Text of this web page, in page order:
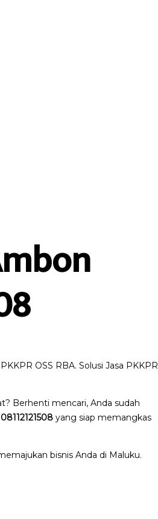
OSS RBA. Solusi Jasa PKKPR
Berhenti mencari, Anda sudah
yang siap memangkas
bisnis Anda di Maluku.